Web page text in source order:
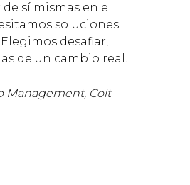
sí mismas en el
soluciones
desafiar,
de un cambio real.
Management, Colt